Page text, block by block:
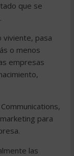
que se
viviente, pasa
o menos
empresas
para
las